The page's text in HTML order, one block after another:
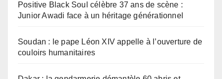
Positive Black Soul célèbre 37 ans de scène :
Junior Awadi face à un héritage générationnel
Soudan : le pape Léon XIV appelle à l’ouverture de
couloirs humanitaires